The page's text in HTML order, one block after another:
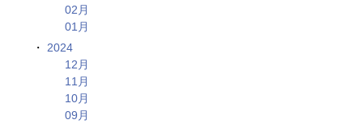
02月
01月
2024
12月
11月
10月
09月